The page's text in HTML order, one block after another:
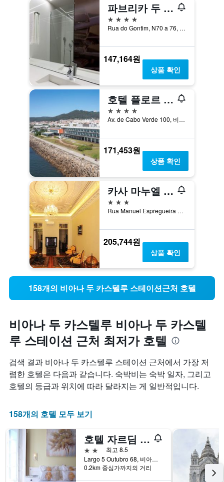
파브리카 두 쇼콜라트
4성급
Rua do Gontim, N70 a 76, 비아나 두 카스텔루, 비아나두카스텔루, 포르투갈
147,164원
상품 확인
호텔 플로르 드 살 바이 디 에디토리
4성급
Av. de Cabo Verde 100, 비아나 두 카스텔루, 비아나두카스텔루, 포르투갈
171,453원
상품 확인
카사 마누엘 에스프레게이라 이 올리베이라
3성급
Rua Manuel Espregueira 190, 비아나 두 카스텔루, 비아나두카스텔루, 포르투갈
205,744원
상품 확인
158개의 비아나 두 카스텔루 스테이션근처 호텔
비아나 두 카스텔루 비아나 두 카스텔
루 스테이션 근처 최저가 호텔
검색 결과 비아나 두 카스텔루 스테이션 근처에서 가장 저
렴한 호텔은 다음과 같습니다. 숙박비는 숙박 일자, 그리고
호텔의 등급과 위치에 따라 달라지는 게 일반적입니다.
158개의 호텔 모두 보기
호텔 자르딤 비아나 도 카스텔로
2성급
최고 8.5
Largo 5 Outubro 68, 비아나 두 카스텔루, 비아나두카스텔루, 포르투갈
0.2km 중심가까지의 거리